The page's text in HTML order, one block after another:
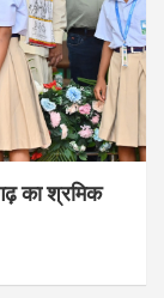
का श्रमिक